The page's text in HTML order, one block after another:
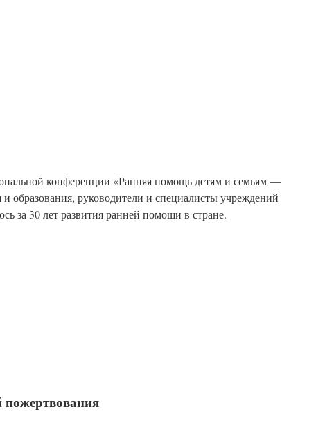
конференции «Ранняя помощь детям и семьям —
образования, руководители и специалисты учреждений
за 30 лет развития ранней помощи в стране.